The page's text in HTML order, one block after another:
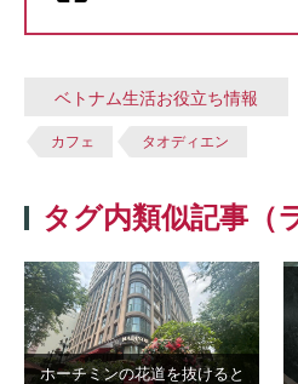
ベトナム生活お役立ち情報
カフェ タオディエン
タグ内類似記事（
ホーチミンの花道を抜けると